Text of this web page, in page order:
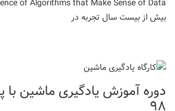
بیش از بیست سال تجربه در
دوره آموزش یادگیری ماشین با
۹۸